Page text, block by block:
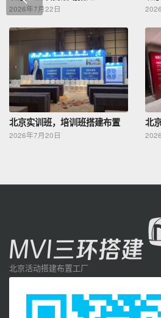
2026年7月22日
北京实训班，培训班搭建布置
2026年7月20日
北
北京活动搭建布置工厂